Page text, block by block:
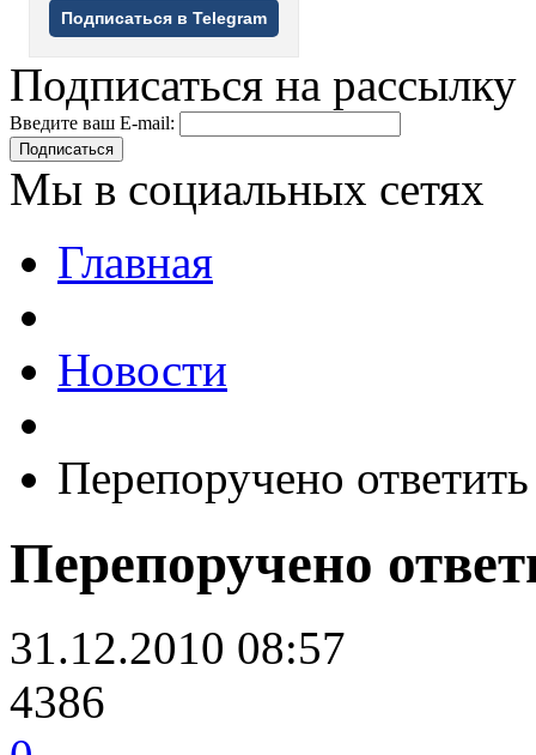
Подписаться в Telegram
Подписаться на рассылку
Введите ваш E-mail:
Подписаться
Мы в социальных сетях
Главная
Новости
Перепоручено
Перепоручено
31.12.2010 08:57
4386